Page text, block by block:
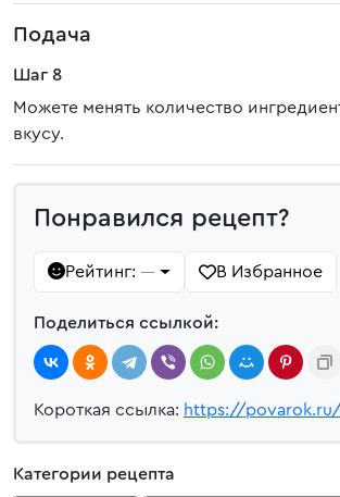
Подача
Шаг 8
Можете менять количество
вкусу.
Понравился рецепт?
Рейтинг: — В Избранное
Поделиться ссылкой:
Короткая ссылка: https://
Категории рецепта